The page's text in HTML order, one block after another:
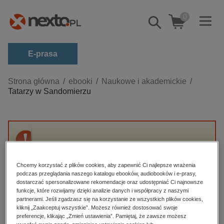
Pokaż/schowaj
wyszukiwarkę
0
E-prasa
Kategorie
Zobacz wszystkie E-prasa
budownictwo, aranżacja wnętrz
dzienniki
edukacja
hobby, sport, rozrywka
komputery, internet, technologie, informatyka
Strona główna ebooki
Naukowe i akademickie
Tatarzy w Sandomierzu
Przepraszamy, ale produkt „Tatarzy w
High-contrast mode
Polecane
Chcemy korzystać z plików cookies, aby zapewnić Ci najlepsze wrażenia
podczas przeglądania naszego katalogu ebooków, audiobooków i e-prasy,
dostarczać spersonalizowane rekomendacje oraz udostępniać Ci najnowsze
funkcje, które rozwijamy dzięki analizie danych i współpracy z naszymi
partnerami. Jeśli zgadzasz się na korzystanie ze wszystkich plików cookies,
kliknij „Zaakceptuj wszystkie”. Możesz również dostosować swoje
preferencje, klikając „Zmień ustawienia”. Pamiętaj, że zawsze możesz